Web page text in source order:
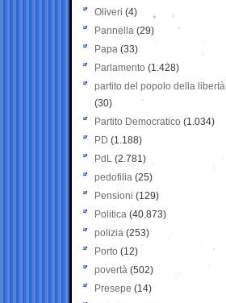
Oliveri (4)
Pannella (29)
Papa (33)
Parlamento (1.428)
partito del popolo della libertà
(30)
Partito Democratico (1.034)
PD (1.188)
PdL (2.781)
pedofilia (25)
Pensioni (129)
Politica (40.873)
polizia (253)
Porto (12)
povertà (502)
Presepe (14)